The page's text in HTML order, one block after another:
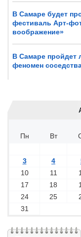
В Самаре будет
фестиваль Арт-
воображение»
В Самаре пройдет
феномен
Пн
Вт
3
4
10
11
17
18
24
25
31